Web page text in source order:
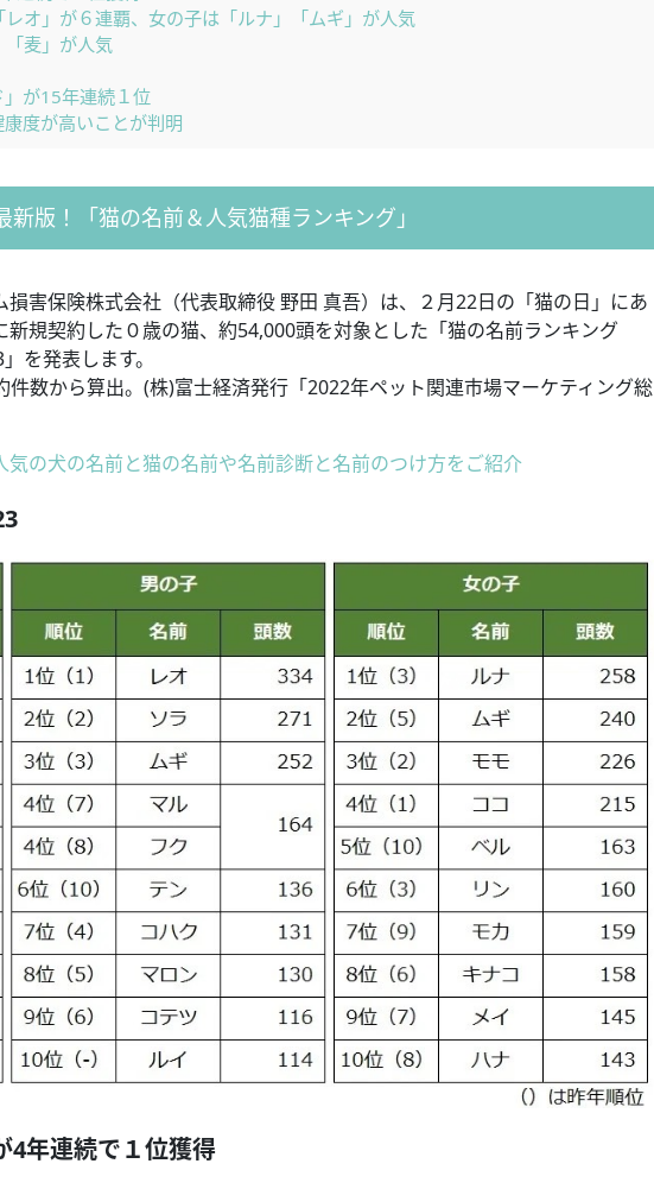
オ」が６連覇、女の子は「ルナ」「ムギ」が人気
麦」が人気
」が15年連続１位
度が高いことが判明
新版！「猫の名前＆人気猫種ランキング」
害保険株式会社（代表取締役 野田 真吾）は、２月22日の「猫の日」にあ
規契約した０歳の猫、約54,000頭を対象とした「猫の名前ランキング
を発表します。
数から算出。(株)富士経済発行「2022年ペット関連市場マーケティング総
の犬の名前と猫の名前や名前診断と名前のつけ方をご紹介
年連続で１位獲得